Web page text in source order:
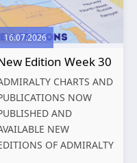
and other remarks
China – Chang...
16.07.2026
Edition Week 30
CHARTS AND
NOW
AND
NEW
OF ADMIRALTY